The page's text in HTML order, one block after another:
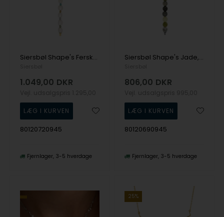
Siersbøl Shape's Ferskv.perler, aventurin, amazonit, calcedon, forg. hematit
1.049,00 DKR
80120720945
Fjernlager 3-5 hverdage
Siersbøl Shape's Jade, jasper, wood fossil stenkæde
806,00 DKR
80120690945
Fjernlager 3-5 hverdage
25%